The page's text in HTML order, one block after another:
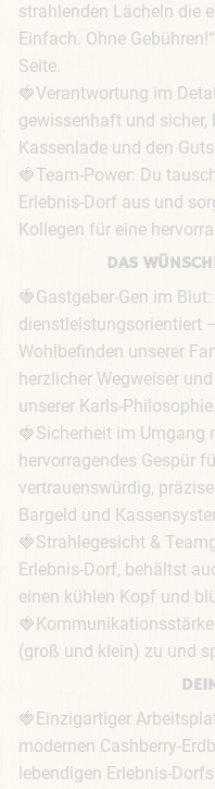
strahlenden Lächeln die
Einfach. Ohne
Seite.
🍓Verantwortung im
gewissenhaft und sicher,
Kassenlade und den
🍓Team-Power: Du
Erlebnis-Dorf aus und
Kollegen für eine
DAS
🍓Gastgeber-Gen im
dienstleistungsorientiert
Wohlbefinden unserer
herzlicher Wegweiser
unserer Karls-Philosophie.
🍓Sicherheit im Umgang
hervorragendes Gespür
vertrauenswürdig,
Bargeld und
🍓Strahlegesicht &
Erlebnis-Dorf, behältst
einen kühlen Kopf und
(groß und klein) zu und
🍓Einzigartiger
modernen Cashberry-
lebendigen Erlebnis-